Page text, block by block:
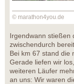
© marathon4you.de
Irgendwann stießen
zwischendurch
Bei km 67 stand die
Gerade liefen wir
weiteren Läufer
an uns: Wir waren